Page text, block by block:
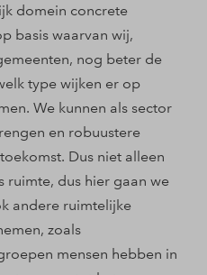
domein concrete
basis waarvan wij,
nog beter de
type wijken er op
We kunnen als sector
en robuustere
Dus niet alleen
ruimte, dus hier gaan we
andere ruimtelijke
zoals
mensen hebben in